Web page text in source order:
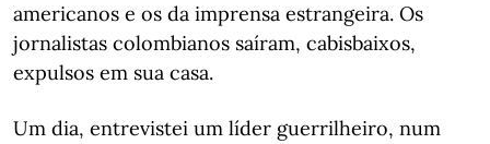
americanos e os da imprensa estrangeira. Os
jornalistas colombianos saíram, cabisbaixos,
expulsos em sua casa.
Um dia, entrevistei um líder guerrilheiro, num